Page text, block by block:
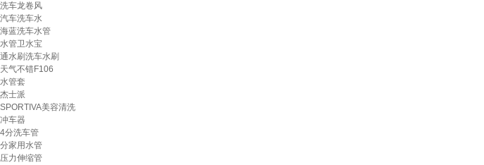
洗车龙卷风
汽车洗车水
海蓝洗车水管
水管卫水宝
通水刷洗车水刷
天气不错F106
水管套
杰士派
SPORTIVA美容清洗
冲车器
4分洗车管
分家用水管
压力伸缩管